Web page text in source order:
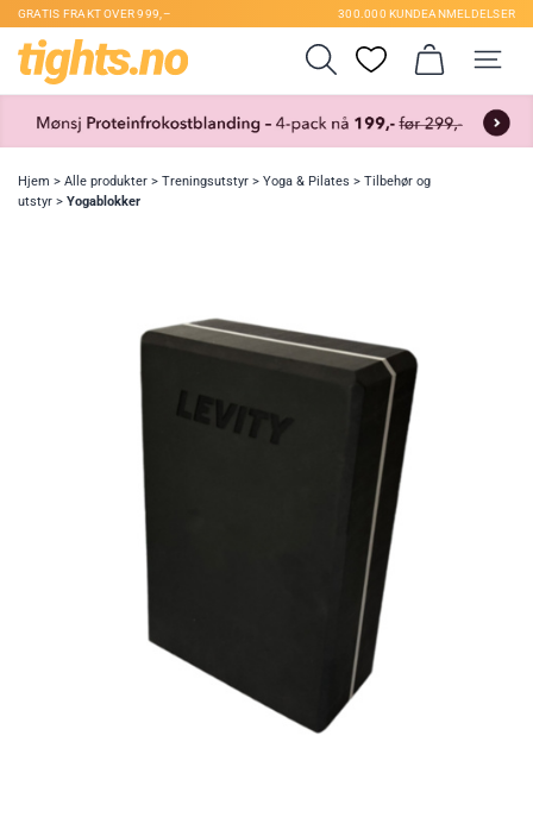
GRATIS FRAKT OVER 999,– 300.000 KUNDEANMELDELSER
Hjem > Alle produkter > Treningsutstyr > Yoga & Pilates > Tilbehør og
utstyr > Yogablokker